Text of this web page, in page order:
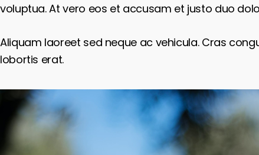
voluptua. At vero eos et accusam et justo duo
Aliquam laoreet sed neque ac vehicula. Cras
lobortis erat.